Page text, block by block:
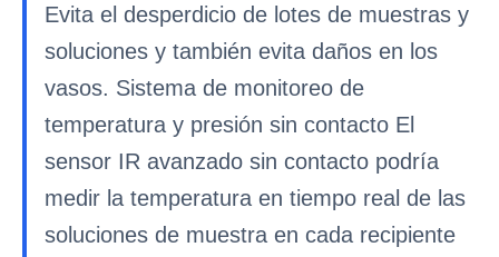
Evita el desperdicio de lotes de muestras y
soluciones y también evita daños en los
vasos. Sistema de monitoreo de
temperatura y presión sin contacto El
sensor IR avanzado sin contacto podría
medir la temperatura en tiempo real de las
soluciones de muestra en cada recipiente